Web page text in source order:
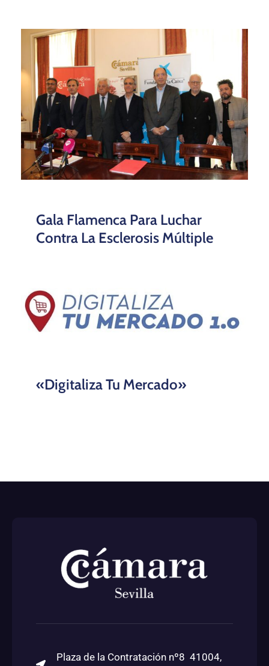
Gala Flamenca Para Luchar
Contra La Esclerosis Múltiple
«Digitaliza Tu Mercado»
Plaza de la Contratación nº8 41004,